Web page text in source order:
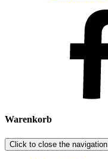
Warenkorb
Click to close the navigation